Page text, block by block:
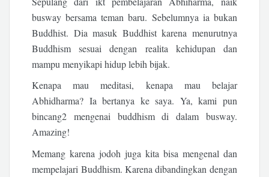
busway bersama teman baru. Sebelumnya ia bukan
Buddhist. Dia masuk Buddhist karena menurutnya
Buddhism sesuai dengan realita kehidupan dan
mampu menyikapi hidup lebih bijak.
Kenapa mau meditasi, kenapa mau belajar
Abhidharma? Ia bertanya ke saya. Ya, kami pun
bincang2 mengenai buddhism di dalam busway.
Amazing!
Memang karena jodoh juga kita bisa mengenal dan
mempelajari Buddhism. Karena dibandingkan dengan